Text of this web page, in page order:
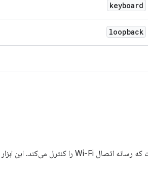
keyboard
loopback